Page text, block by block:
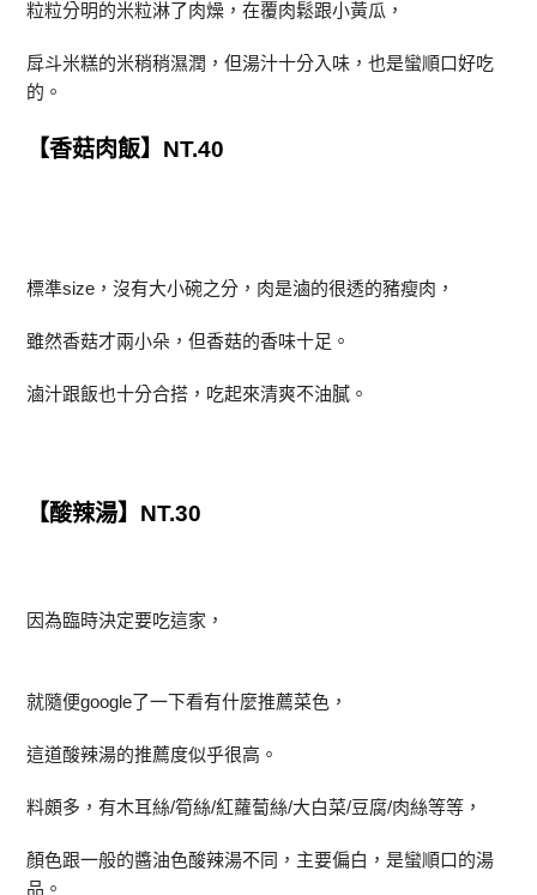
粒粒分明的米粒淋了肉燥，在覆肉鬆跟小黃瓜，
戽斗米糕的米稍稍濕潤，但湯汁十分入味，也是蠻順口好吃
的。
【香菇肉飯】NT.40
標準size，沒有大小碗之分，肉是滷的很透的豬瘦肉，
雖然香菇才兩小朵，但香菇的香味十足。
滷汁跟飯也十分合搭，吃起來清爽不油膩。
【酸辣湯】NT.30
因為臨時決定要吃這家，
就隨便google了一下看有什麼推薦菜色，
這道酸辣湯的推薦度似乎很高。
料頗多，有木耳絲/筍絲/紅蘿蔔絲/大白菜/豆腐/肉絲等等，
顏色跟一般的醬油色酸辣湯不同，主要偏白，是蠻順口的湯
品。